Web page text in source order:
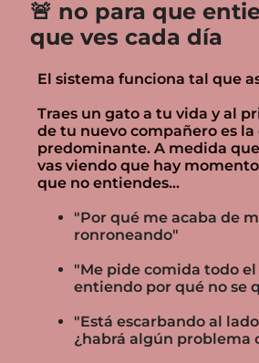
🚨 no para que
que ves cada día
El sistema funciona tal que
Traes un gato a tu vida y al
de tu nuevo compañero es la
predominante. A medida
vas viendo que hay
que no entiendes...
"Por qué me acaba de
ronroneando"
"Me pide comida todo el
entiendo por qué no se
"Está escarbando al
¿habrá algún problema